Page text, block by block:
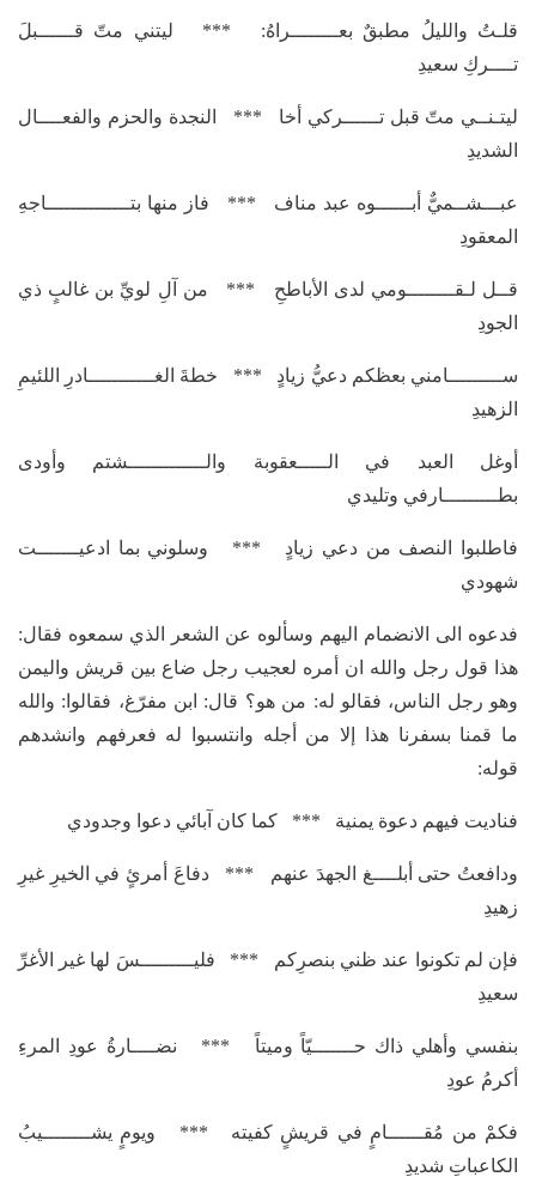
قلـتُ والليلُ مطبقٌ بعــــــــراهُ: *** ليتني متّ قــــــبلَ
تــــركِ سعيدِ
ليتـنــي متّ قبل تــــــركي أخا *** النجدة والحزم والفعــــال
الشديدِ
عبـــشــميٌّ أبــــــوه عبد مناف *** فاز منها بتــــــــــــــاجهِ
المعقودِ
قــل لـقــــــــومي لدى الأباطحِ *** من آلِ لويِّ بن غالبٍ ذي
الجودِ
ســـــــــامني بعظكم دعيُّ زيادٍ *** خطةَ الغـــــــــــادرِ اللئيمِ
الزهيدِ
أوغل العبد في الـــــعقوبة والـــــــــــــشتم وأودى
بطـــــــــارفي وتليدي
فاطلبوا النصف من دعي زيادٍ *** وسلوني بما ادعيـــــــت
شهودي
فدعوه الى الانضمام اليهم وسألوه عن الشعر الذي سمعوه فقال:
هذا قول رجل والله ان أمره لعجيب رجل ضاع بين قريش واليمن
وهو رجل الناس، فقالو له: من هو؟ قال: ابن مفرّغ، فقالوا: والله
ما قمنا بسفرنا هذا إلا من أجله وانتسبوا له فعرفهم وانشدهم
قوله:
فناديت فيهم دعوة يمنية *** كما كان آبائي دعوا وجدودي
ودافعتُ حتى أبلــــغ الجهدَ عنهم *** دفاعَ أمرئٍ في الخيرِ غيرِ
زهيدِ
فإن لم تكونوا عند ظني بنصرِكم *** فليـــــــــسَ لها غير الأغرِّ
سعيدِ
بنفسي وأهلي ذاك حـــــــيّاً وميتاً *** نضــــارةُ عودِ المرءِ
أكرمُ عودِ
فكمْ من مُقــــــامٍ في قريشٍ كفيته *** ويومٍ يشــــــــيبُ
الكاعباتِ شديدِ